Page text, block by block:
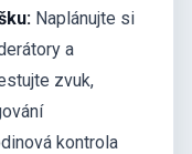
Naplánujte si
a
zvuk,
kontrola